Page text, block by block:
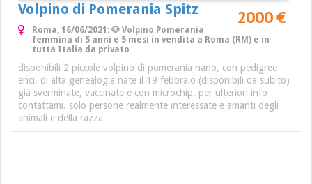
Volpino di Pomerania Spitz 2000 €
Roma, 16/06/2021: 🐶 Volpino Pomerania
femmina di 5 anni e 5 mesi in vendita a Roma (RM) e in
tutta Italia da privato
disponibili 2 piccole volpino di pomerania nano, con pedigree
enci, di alta genealogia nate il 19 febbraio (disponibili da subito)
già sverminate, vaccinate e con microchip. per ulteriori info
contattami. solo persone realmente interessate e amanti degli
animali e della razza